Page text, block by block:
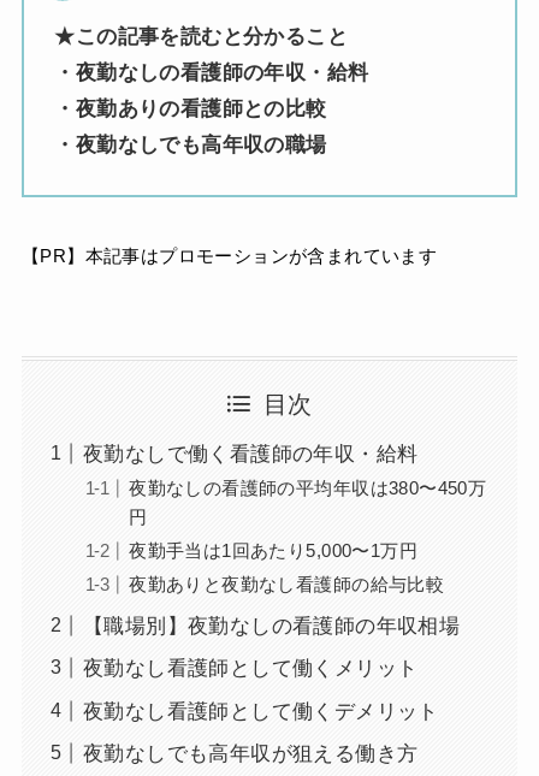
★この記事を読むと分かること
・夜勤なしの看護師の年収・給料
・夜勤ありの看護師との比較
・夜勤なしでも高年収の職場
【PR】本記事はプロモーションが含まれています
目次
夜勤なしで働く看護師の年収・給料
夜勤なしの看護師の平均年収は380〜450万
円
夜勤手当は1回あたり5,000〜1万円
夜勤ありと夜勤なし看護師の給与比較
【職場別】夜勤なしの看護師の年収相場
夜勤なし看護師として働くメリット
夜勤なし看護師として働くデメリット
夜勤なしでも高年収が狙える働き方